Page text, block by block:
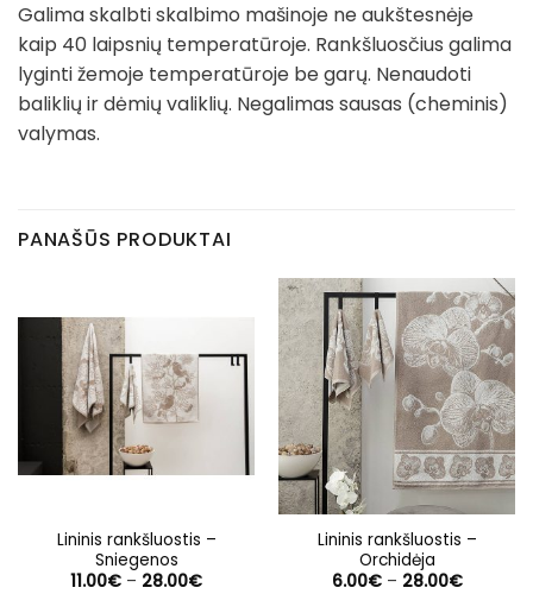
Galima skalbti skalbimo mašinoje ne aukštesnėje
kaip 40 laipsnių temperatūroje. Rankšluosčius galima
lyginti žemoje temperatūroje be garų. Nenaudoti
baliklių ir dėmių valiklių. Negalimas sausas (cheminis)
valymas.
PANAŠŪS PRODUKTAI
Lininis rankšluostis –
Sniegenos
11.00€ – 28.00€Price
Lininis rankšluostis –
Orchidėja
6.00€ – 28.00€Price